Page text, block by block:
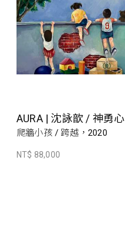
AURA | 沈詠歆 / 神勇心
爬牆小孩 / 跨越，2020
NT$ 88,000